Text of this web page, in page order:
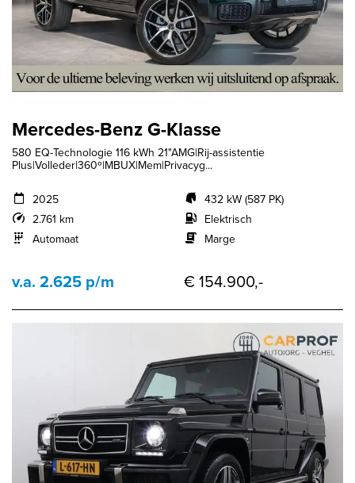
Mercedes-Benz G-Klasse
580 EQ-Technologie 116 kWh 21"AMG|Rij-assistentie
Plus|Volleder|360º|MBUX|Mem|Privacyg...
2025
2.761 km
Automaat
432 kW (587 PK)
Elektrisch
Marge
v.a. 2.625 p/m € 154.900,-